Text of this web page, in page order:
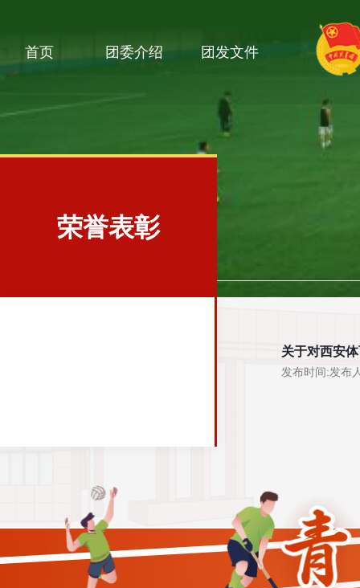
首页 团委介绍 团发文件
荣誉表彰
关于对西安
发布时间:发布